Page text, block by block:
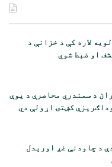
لاره کې د خزانې د
د سمندري محاصرې د یوې
د چاودنې غږ اورېدل